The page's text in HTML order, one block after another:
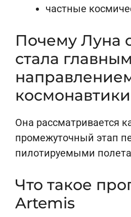
частные
Почему Луна
стала главным
космонавтики
Она рассматривается
промежуточный этап
пилотируемыми
Что такое
Artemis